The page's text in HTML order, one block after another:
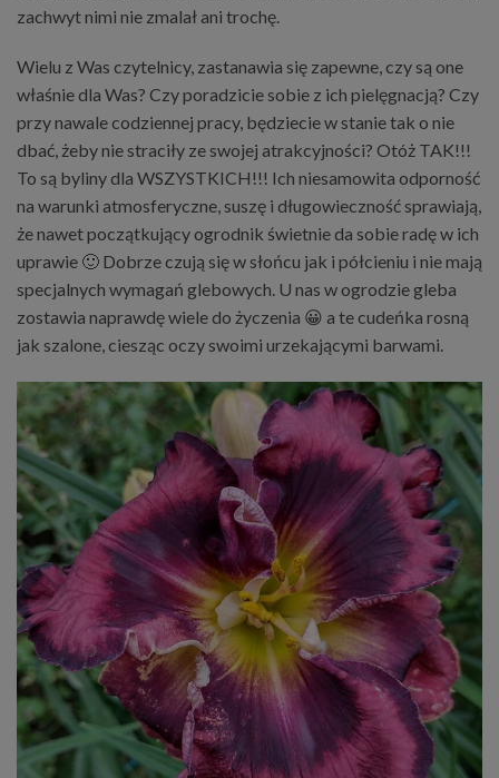
zachwyt nimi nie zmalał ani trochę.
Wielu z Was czytelnicy, zastanawia się zapewne, czy są one
właśnie dla Was? Czy poradzicie sobie z ich pielęgnacją? Czy
przy nawale codziennej pracy, będziecie w stanie tak o nie
dbać, żeby nie straciły ze swojej atrakcyjności? Otóż TAK!!!
To są byliny dla WSZYSTKICH!!! Ich niesamowita odporność
na warunki atmosferyczne, suszę i długowieczność sprawiają,
że nawet początkujący ogrodnik świetnie da sobie radę w ich
uprawie 🙂 Dobrze czują się w słońcu jak i półcieniu i nie mają
specjalnych wymagań glebowych. U nas w ogrodzie gleba
zostawia naprawdę wiele do życzenia 😀 a te cudeńka rosną
jak szalone, ciesząc oczy swoimi urzekającymi barwami.